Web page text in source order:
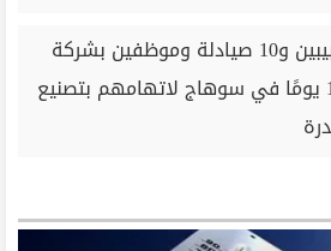
حبس طبيبين و10 صيادلة وموظفين بشركة
أدوية 15 يومًا في سوهاج لاتهامهم بتصنيع